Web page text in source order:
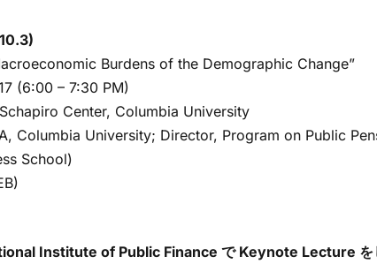
Burdens of the Demographic Change”
(6:00 – 7:30 PM)
Center, Columbia University
Columbia University; Director, Program on Public
School)
Institute of Public Finance で Keynote Lecture を